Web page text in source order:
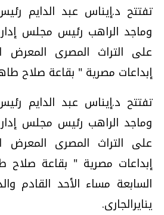
تفتتح د.إيناس عبد الدايم رئيس
وماجد الراهب رئيس مجلس
على التراث المصرى المعرض
إبداعات مصرية " بقاعة صلاح طاهر
تفتتح د.إيناس عبد الدايم رئيس
وماجد الراهب رئيس مجلس
على التراث المصرى المعرض
إبداعات مصرية " بقاعة صلاح
ينايرالجارى.